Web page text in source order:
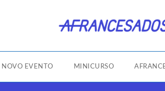
NOVO EVENTO MINICURSO